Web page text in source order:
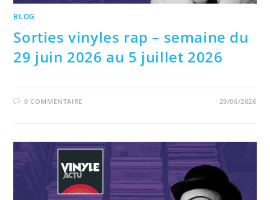
BLOG
Sorties vinyles rap – semaine du
29 juin 2026 au 5 juillet 2026
0 COMMENTAIRE 29/06/2026